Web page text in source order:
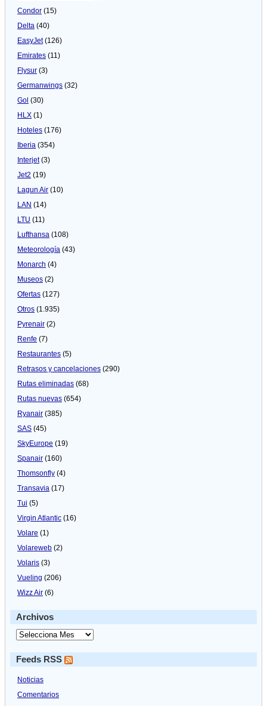
Condor (15)
Delta (40)
EasyJet(126)
Emirates (11)
Flysur (3)
Germanwings (32)
Gol (30)
HLX (1)
Hoteles (176)
Iberia (354)
Interjet(3)
Jet2 (19)
Lagun Air (10)
LAN (14)
LTU (11)
Lufthansa (108)
Meteorologí­a (43)
Monarch (4)
Museos (2)
Ofertas (127)
Otros (1.935)
Pyrenair (2)
Renfe (7)
Restaurantes (5)
Retrasos y cancelaciones (290)
Rutas eliminadas (68)
Rutas nuevas (654)
Ryanair (385)
SAS (45)
SkyEurope (19)
Spanair (160)
Thomsonfly (4)
Transavia (17)
Tui (5)
Virgin Atlantic (16)
Volare (1)
Volareweb (2)
Volaris (3)
Vueling (206)
Wizz Air (6)
Archivos
Feeds RSS
Noticias
Comentarios